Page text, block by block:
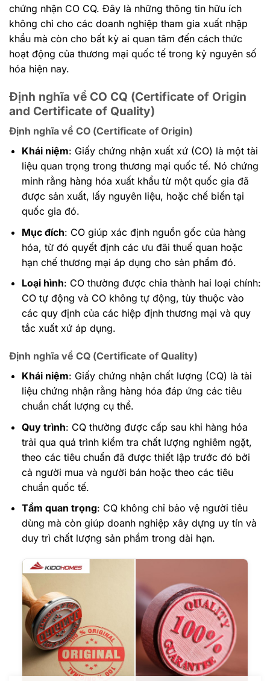
chứng nhận CO CQ. Đây là những thông tin hữu ích
không chỉ cho các doanh nghiệp tham gia xuất nhập
khẩu mà còn cho bất kỳ ai quan tâm đến cách thức
hoạt động của thương mại quốc tế trong kỷ nguyên số
hóa hiện nay.
Định nghĩa về CO CQ (Certificate of Origin
and Certificate of Quality)
Định nghĩa về CO (Certificate of Origin)
Khái niệm: Giấy chứng nhận xuất xứ (CO) là một tài
liệu quan trọng trong thương mại quốc tế. Nó chứng
minh rằng hàng hóa xuất khẩu từ một quốc gia đã
được sản xuất, lấy nguyên liệu, hoặc chế biến tại
quốc gia đó.
Mục đích: CO giúp xác định nguồn gốc của hàng
hóa, từ đó quyết định các ưu đãi thuế quan hoặc
hạn chế thương mại áp dụng cho sản phẩm đó.
Loại hình: CO thường được chia thành hai loại chính:
CO tự động và CO không tự động, tùy thuộc vào
các quy định của các hiệp định thương mại và quy
tắc xuất xứ áp dụng.
Định nghĩa về CQ (Certificate of Quality)
Khái niệm: Giấy chứng nhận chất lượng (CQ) là tài
liệu chứng nhận rằng hàng hóa đáp ứng các tiêu
chuẩn chất lượng cụ thể.
Quy trình: CQ thường được cấp sau khi hàng hóa
trải qua quá trình kiểm tra chất lượng nghiêm ngặt,
theo các tiêu chuẩn đã được thiết lập trước đó bởi
cả người mua và người bán hoặc theo các tiêu
chuẩn quốc tế.
Tầm quan trọng: CQ không chỉ bảo vệ người tiêu
dùng mà còn giúp doanh nghiệp xây dựng uy tín và
duy trì chất lượng sản phẩm trong dài hạn.